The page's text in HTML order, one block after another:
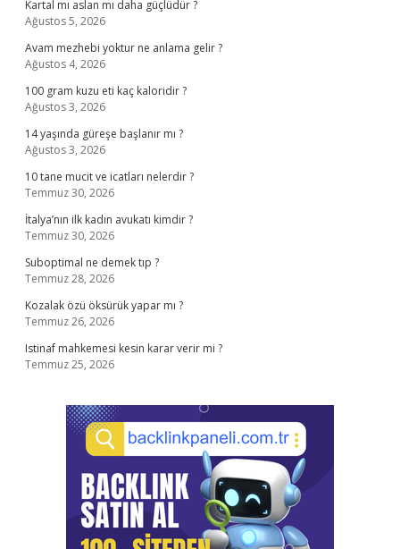
Kartal mı aslan mı daha güçlüdür ?
Ağustos 5, 2026
Avam mezhebi yoktur ne anlama gelir ?
Ağustos 4, 2026
100 gram kuzu eti kaç kaloridir ?
Ağustos 3, 2026
14 yaşında güreşe başlanır mı ?
Ağustos 3, 2026
10 tane mucit ve icatları nelerdir ?
Temmuz 30, 2026
İtalya’nın ilk kadın avukatı kimdir ?
Temmuz 30, 2026
Suboptimal ne demek tıp ?
Temmuz 28, 2026
Kozalak özü öksürük yapar mı ?
Temmuz 26, 2026
Istinaf mahkemesi kesin karar verir mi ?
Temmuz 25, 2026